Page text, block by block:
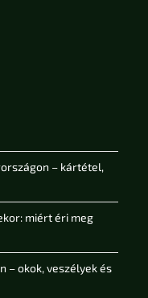
– kártétel,
miért éri meg
– okok, veszélyek és